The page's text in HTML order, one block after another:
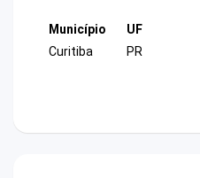
Município
Curitiba
UF
PR